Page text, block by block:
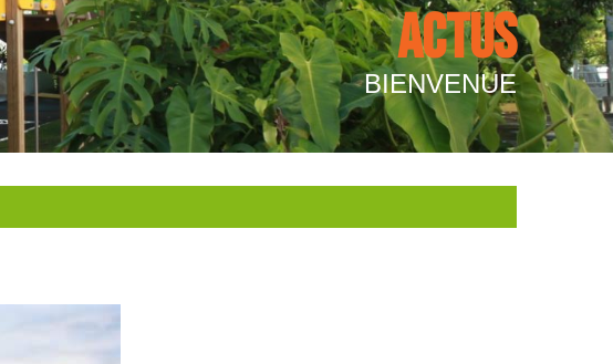
ACTUS
BIENVENUE